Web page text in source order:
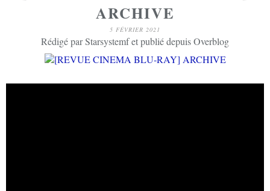
ARCHIVE
5 FÉVRIER 2021
Rédigé par Starsystemf et publié depuis Overblog